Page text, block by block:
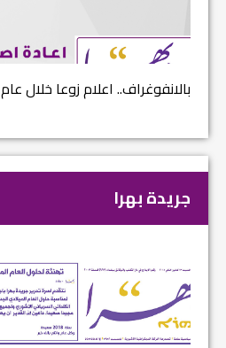
بالانفوغراف.. اعلام زوعا خلال عام 2017...
جريدة بهرا